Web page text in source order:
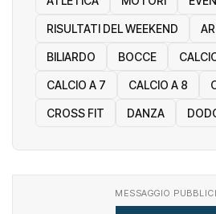
RISULTATI DEL WEEKEND
BILIARDO BOCCE
CALCIO A 7 CALCIO A 8
CROSS FIT DANZA
MESSAGGIO